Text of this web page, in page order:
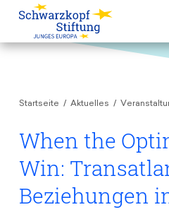
Die Stiftung
Team
Gremien
Projekte
European Youth
Understanding Europe
Junge Islam Konferenz
Preise
Young European of the
Startseite Aktuelles
When the
Win:
Beziehungen